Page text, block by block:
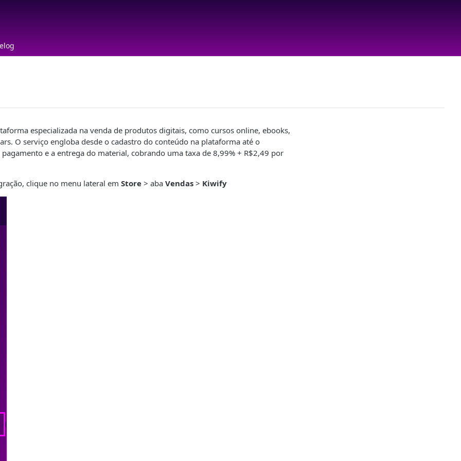
especializada na venda de produtos digitais, como cursos online, ebooks,
O serviço engloba desde o cadastro do conteúdo na plataforma até o
e a entrega do material, cobrando uma taxa de 8,99% + R$2,49 por
clique no menu lateral em Store > aba Vendas > Kiwify